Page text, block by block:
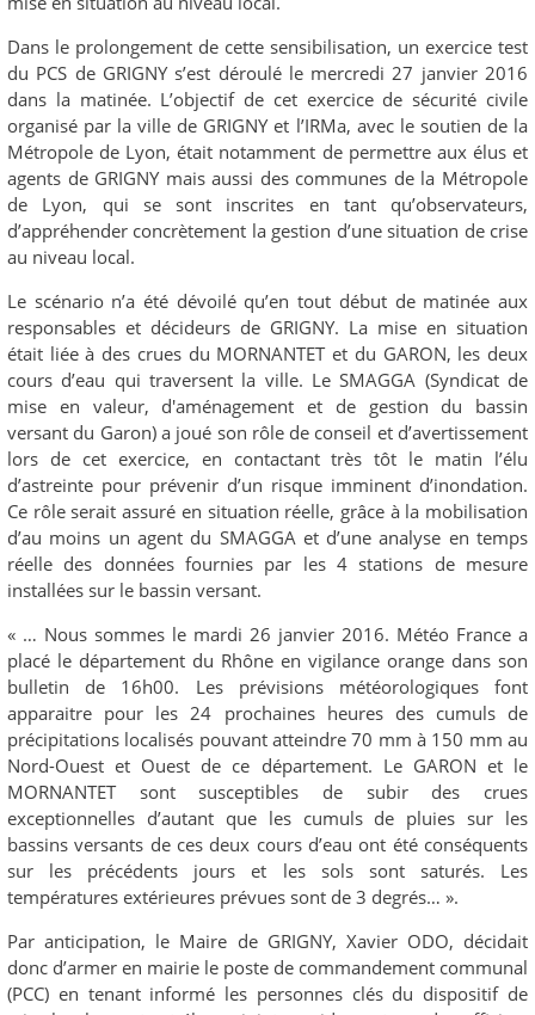
Dans le prolongement de cette sensibilisation, un exercice test
du PCS de GRIGNY s’est déroulé le mercredi 27 janvier 2016
dans la matinée. L’objectif de cet exercice de sécurité civile
organisé par la ville de GRIGNY et l’IRMa, avec le soutien de la
Métropole de Lyon, était notamment de permettre aux élus et
agents de GRIGNY mais aussi des communes de la Métropole
de Lyon, qui se sont inscrites en tant qu’observateurs,
d’appréhender concrètement la gestion d’une situation de crise
au niveau local.
Le scénario n’a été dévoilé qu’en tout début de matinée aux
responsables et décideurs de GRIGNY. La mise en situation
était liée à des crues du MORNANTET et du GARON, les deux
cours d’eau qui traversent la ville. Le SMAGGA (Syndicat de
mise en valeur, d'aménagement et de gestion du bassin
versant du Garon) a joué son rôle de conseil et d’avertissement
lors de cet exercice, en contactant très tôt le matin l’élu
d’astreinte pour prévenir d’un risque imminent d’inondation.
Ce rôle serait assuré en situation réelle, grâce à la mobilisation
d’au moins un agent du SMAGGA et d’une analyse en temps
réelle des données fournies par les 4 stations de mesure
installées sur le bassin versant.
« … Nous sommes le mardi 26 janvier 2016. Météo France a
placé le département du Rhône en vigilance orange dans son
bulletin de 16h00. Les prévisions météorologiques font
apparaitre pour les 24 prochaines heures des cumuls de
précipitations localisés pouvant atteindre 70 mm à 150 mm au
Nord-Ouest et Ouest de ce département. Le GARON et le
MORNANTET sont susceptibles de subir des crues
exceptionnelles d’autant que les cumuls de pluies sur les
bassins versants de ces deux cours d’eau ont été conséquents
sur les précédents jours et les sols sont saturés. Les
températures extérieures prévues sont de 3 degrés… ».
Par anticipation, le Maire de GRIGNY, Xavier ODO, décidait
donc d’armer en mairie le poste de commandement communal
(PCC) en tenant informé les personnes clés du dispositif de